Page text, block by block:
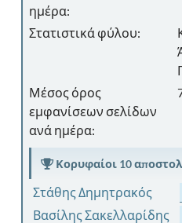
ημέρα:
Στατιστικά φύλου:
Μέσος όρος
εμφανίσεων σελίδων
ανά ημέρα:
Κορυφαίοι 10
Στάθης Δημητρακός
Βασίλης Σακελλαρίδης